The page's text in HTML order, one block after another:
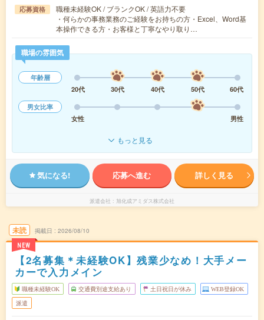
応募資格
職種未経験OK / ブランクOK / 英語力不要
・何らかの事務業務のご経験をお持ちの方・Excel、Word基
本操作できる方・お客様と丁寧なやり取り…
職場の雰囲気
年齢層
20代
30代 40代 50代
60代
男女比率
女性
男性
もっと見る
気になる! 応募へ進む 詳しく見る
派遣会社 旭化成アミダス株式会社
未読
NEW
掲載日 2026/08/10
【2名募集＊未経験OK】残業少なめ！大手メー
カーで入力メイン
職種未経験OK 交通費別途支給あり 土日祝日が休み WEB登録OK
派遣